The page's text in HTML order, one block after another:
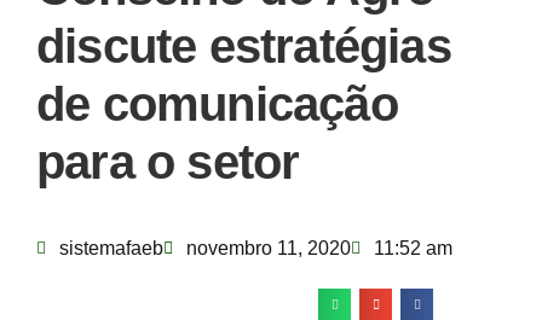
discute estratégias
de comunicação
para o setor
sistemafaeb novembro 11, 2020 11:52 am